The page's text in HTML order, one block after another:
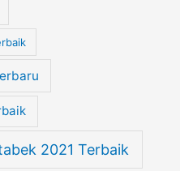
2021 Terbaik